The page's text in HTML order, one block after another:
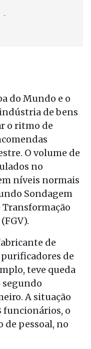
do Mundo e o
de bens
o ritmo de
O volume de
no
níveis normais
Sondagem
de
de
teve queda
segundo
A situação
funcionários, o
de pessoal, no